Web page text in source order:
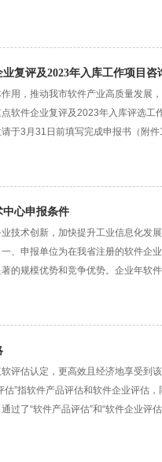
复评及2023年入库工作项目咨
用，推动我市软件产业高质量发展
软件企业复评及2023年入库评选工
于3月31日前填写完成申报书（附
心申报条件
技术创新，加快提升工业信息化发
、申报单位为在我省注册的软件企
的规模优势和竞争优势。企业年软
评估认定，更高效且经济地享受到
估”指软件产品评估和软件企业评估
过了“软件产品评估”和“软件企业评